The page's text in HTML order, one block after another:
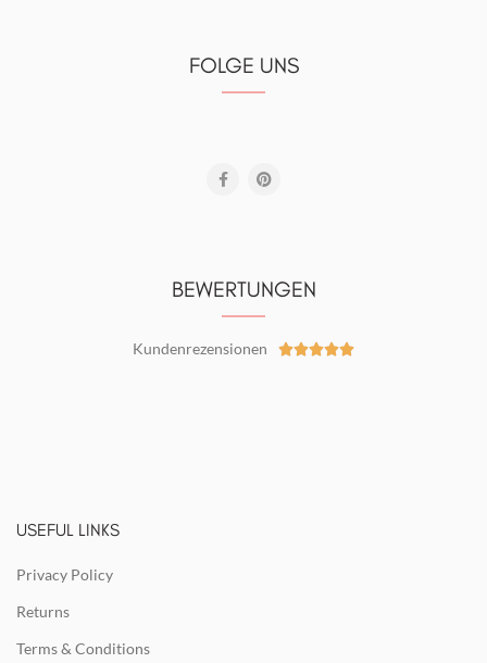
FOLGE UNS
BEWERTUNGEN
Kundenrezensionen 
USEFUL LINKS
Privacy Policy
Returns
Terms & Conditions